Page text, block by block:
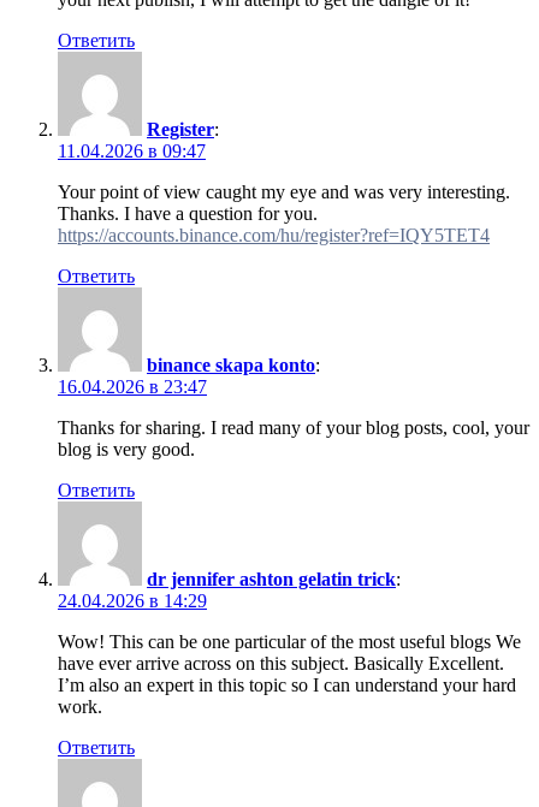
Ответить
Register:
11.04.2026 в 09:47
Your point of view caught my eye and was very interesting.
Thanks. I have a question for you.
https://accounts.binance.com/hu/register?ref=IQY5TET4
Ответить
binance skapa konto:
16.04.2026 в 23:47
Thanks for sharing. I read many of your blog posts, cool, your
blog is very good.
Ответить
dr jennifer ashton gelatin trick:
24.04.2026 в 14:29
Wow! This can be one particular of the most useful blogs We
have ever arrive across on this subject. Basically Excellent.
I’m also an expert in this topic so I can understand your hard
work.
Ответить